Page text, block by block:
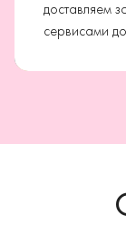
доставляем
сервисами